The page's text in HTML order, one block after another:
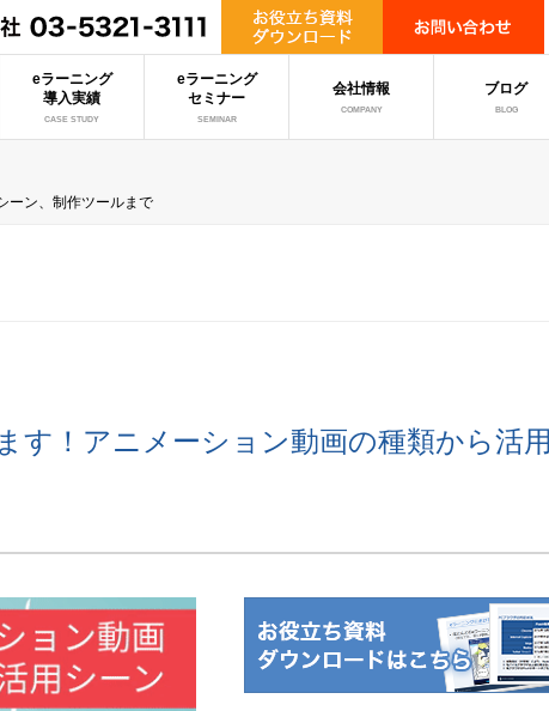
eラーニング
導入実績
CASE STUDY
eラーニング
セミナー
SEMINAR
会社情報
COMPANY
ブログ
BLOG
ーン、制作ツールまで
す！アニメーション動画の種類から活用